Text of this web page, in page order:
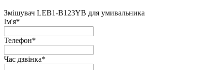
Змішувач LEB1-B123YB для умивальника
Ім'я*
Телефон*
Час дзвінка*